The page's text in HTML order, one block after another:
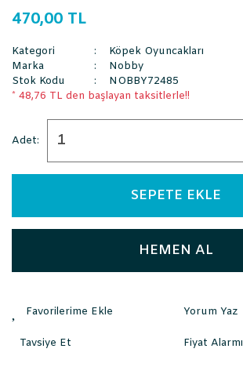
470,00 TL
Kategori
Köpek Oyuncakları
Marka
Nobby
Stok Kodu
NOBBY72485
* 48,76 TL den başlayan taksitlerle!!
Adet:
SEPETE EKLE
HEMEN AL
Yorum Yaz
Tavsiye Et Fiyat Alarmı